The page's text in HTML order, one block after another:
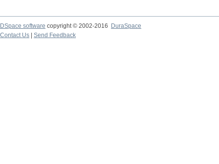
DSpace software copyright © 2002-2016
DuraSpace
Contact Us
Send Feedback